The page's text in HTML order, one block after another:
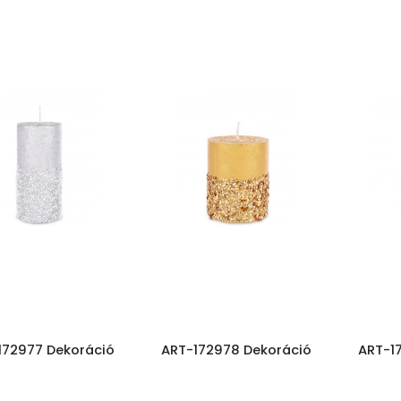
Dekoráció ART-172978 Dekoráció ART-